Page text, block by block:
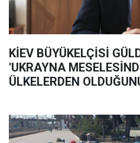
KİEV BÜYÜKELÇİSİ
'UKRAYNA
ÜLKELERDEN